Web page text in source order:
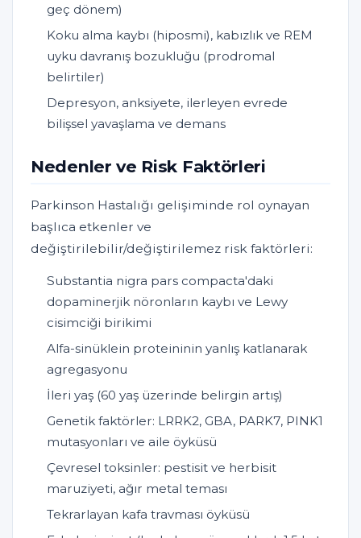
geç dönem)
Koku alma kaybı (hiposmi), kabızlık ve REM
uyku davranış bozukluğu (prodromal
belirtiler)
Depresyon, anksiyete, ilerleyen evrede
bilişsel yavaşlama ve demans
Nedenler ve Risk Faktörleri
Parkinson Hastalığı gelişiminde rol oynayan
başlıca etkenler ve
değiştirilebilir/değiştirilemez risk faktörleri:
Substantia nigra pars compacta'daki
dopaminerjik nöronların kaybı ve Lewy
cisimciği birikimi
Alfa-sinüklein proteininin yanlış katlanarak
agregasyonu
İleri yaş (60 yaş üzerinde belirgin artış)
Genetik faktörler: LRRK2, GBA, PARK7, PINK1
mutasyonları ve aile öyküsü
Çevresel toksinler: pestisit ve herbisit
maruziyeti, ağır metal teması
Tekrarlayan kafa travması öyküsü